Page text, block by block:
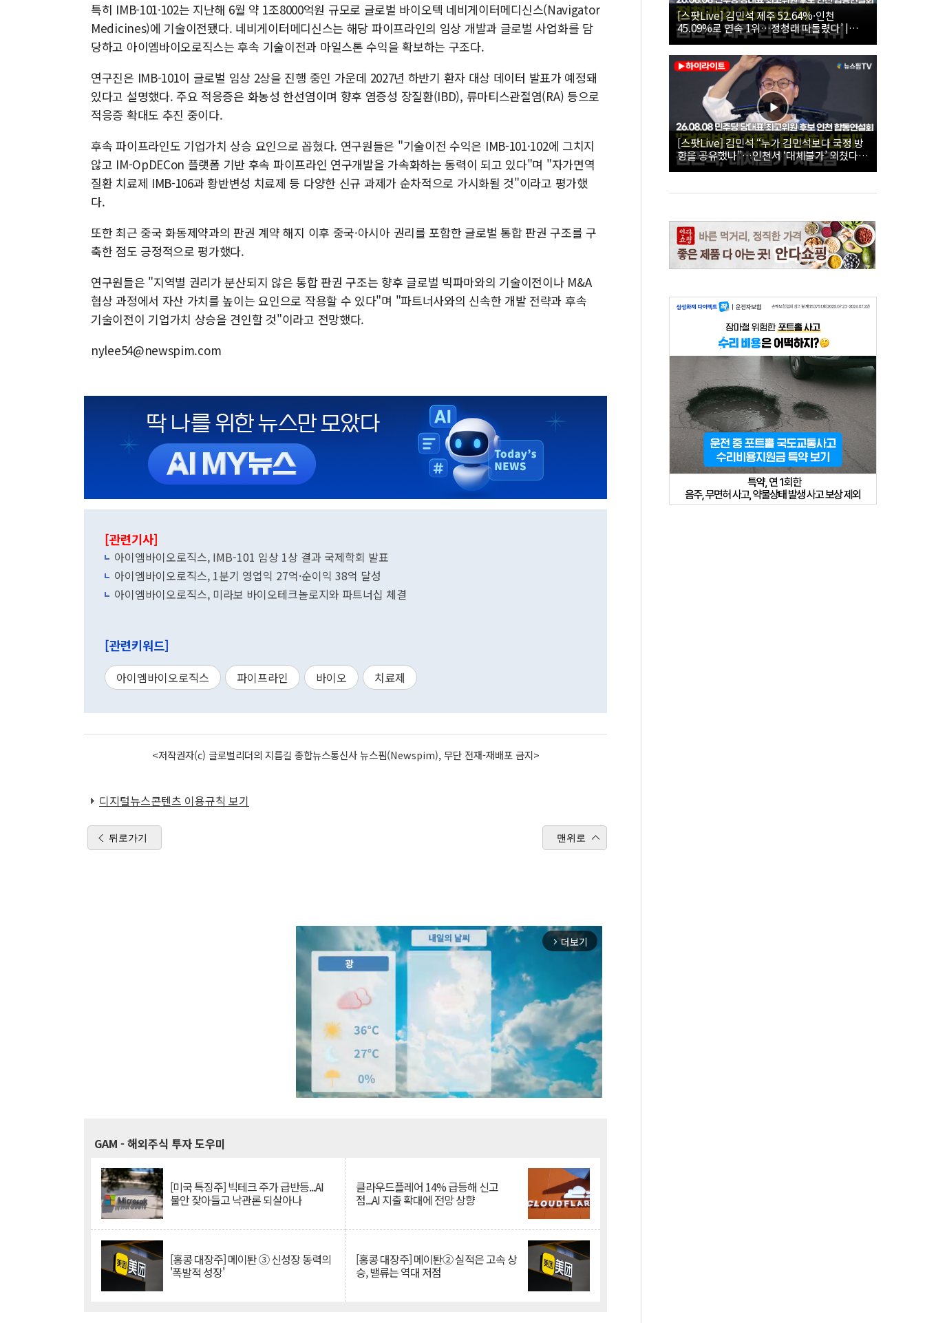
특히 IMB-101·102는 지난해 6월 약 1조8000억원 규모로 글로벌 바이오텍 네비게이터메디신스(Navigator
Medicines)에 기술이전됐다. 네비게이터메디신스는 해당 파이프라인의 임상 개발과 글로벌 사업화를 담
당하고 아이엠바이오로직스는 후속 기술이전과 마일스톤 수익을 확보하는 구조다.
연구진은 IMB-101이 글로벌 임상 2상을 진행 중인 가운데 2027년 하반기 환자 대상 데이터 발표가 예정돼
있다고 설명했다. 주요 적응증은 화농성 한선염이며 향후 염증성 장질환(IBD), 류마티스관절염(RA) 등으로
적응증 확대도 추진 중이다.
후속 파이프라인도 기업가치 상승 요인으로 꼽혔다. 연구원들은 "기술이전 수익은 IMB-101·102에 그치지
않고 IM-OpDECon 플랫폼 기반 후속 파이프라인 연구개발을 가속화하는 동력이 되고 있다"며 "자가면역
질환 치료제 IMB-106과 황반변성 치료제 등 다양한 신규 과제가 순차적으로 가시화될 것"이라고 평가했
다.
또한 최근 중국 화동제약과의 판권 계약 해지 이후 중국·아시아 권리를 포함한 글로벌 통합 판권 구조를 구
축한 점도 긍정적으로 평가했다.
연구원들은 "지역별 권리가 분산되지 않은 통합 판권 구조는 향후 글로벌 빅파마와의 기술이전이나 M&A
협상 과정에서 자산 가치를 높이는 요인으로 작용할 수 있다"며 "파트너사와의 신속한 개발 전략과 후속
기술이전이 기업가치 상승을 견인할 것"이라고 전망했다.
nylee54@newspim.com
[관련기사]
아이엠바이오로직스, IMB-101 임상 1상 결과 국제학회 발표
아이엠바이오로직스, 1분기 영업익 27억·순이익 38억 달성
아이엠바이오로직스, 미라보 바이오테크놀로지와 파트너십 체결
[관련키워드]
아이엠바이오로직스 파이프라인 바이오 치료제
<저작권자(c) 글로벌리더의 지름길 종합뉴스통신사 뉴스핌(Newspim), 무단 전재-재배포 금지>
디지털뉴스콘텐츠 이용규칙 보기
뒤로가기 맨위로
arrow_forward_ios 더보기
GAM - 해외주식 투자 도우미
[미국 특징주] 빅테크 주가 급반등...AI
불안 잦아들고 낙관론 되살아나
클라우드플레어 14% 급등해 신고
점...AI 지출 확대에 전망 상향
[홍콩 대장주] 메이퇀 ③ 신성장 동력의
'폭발적 성장'
[홍콩 대장주] 메이퇀② 실적은 고속 상
승, 밸류는 역대 저점
[스팟Live] 김민석 제주 52.64%·인천
45.09%로 연속 1위…정청래 따돌렸다’ |
26.08.08 더불어민주당 당대표·최고위원 후
보 인천 합동연설회
[스팟Live] 김민석 “누가 김민석보다 국정 방
향을 공유했나”…인천서 ‘대체불가’ 외쳤다 |
26.08.08 더불어민주당 당대표·최고위원 후